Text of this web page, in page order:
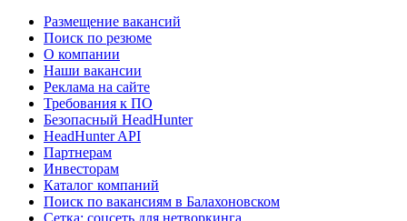
Размещение вакансий
Поиск по резюме
О компании
Наши вакансии
Реклама на сайте
Требования к ПО
Безопасный HeadHunter
HeadHunter API
Партнерам
Инвесторам
Каталог компаний
Поиск по вакансиям в Балахоновском